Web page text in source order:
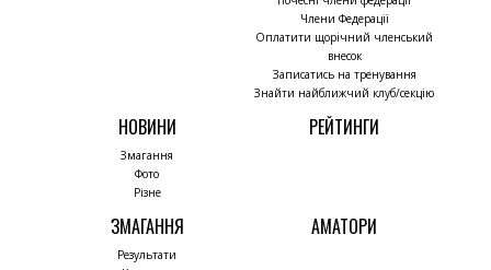
Члени Федерації
Оплатити щорічний членський
внесок
Записатись на тренування
Знайти найближчий клуб/секцію
НОВИНИ
Змагання
Фото
Різне
РЕЙТИНГИ
ЗМАГАННЯ
Результати
АМАТОРИ